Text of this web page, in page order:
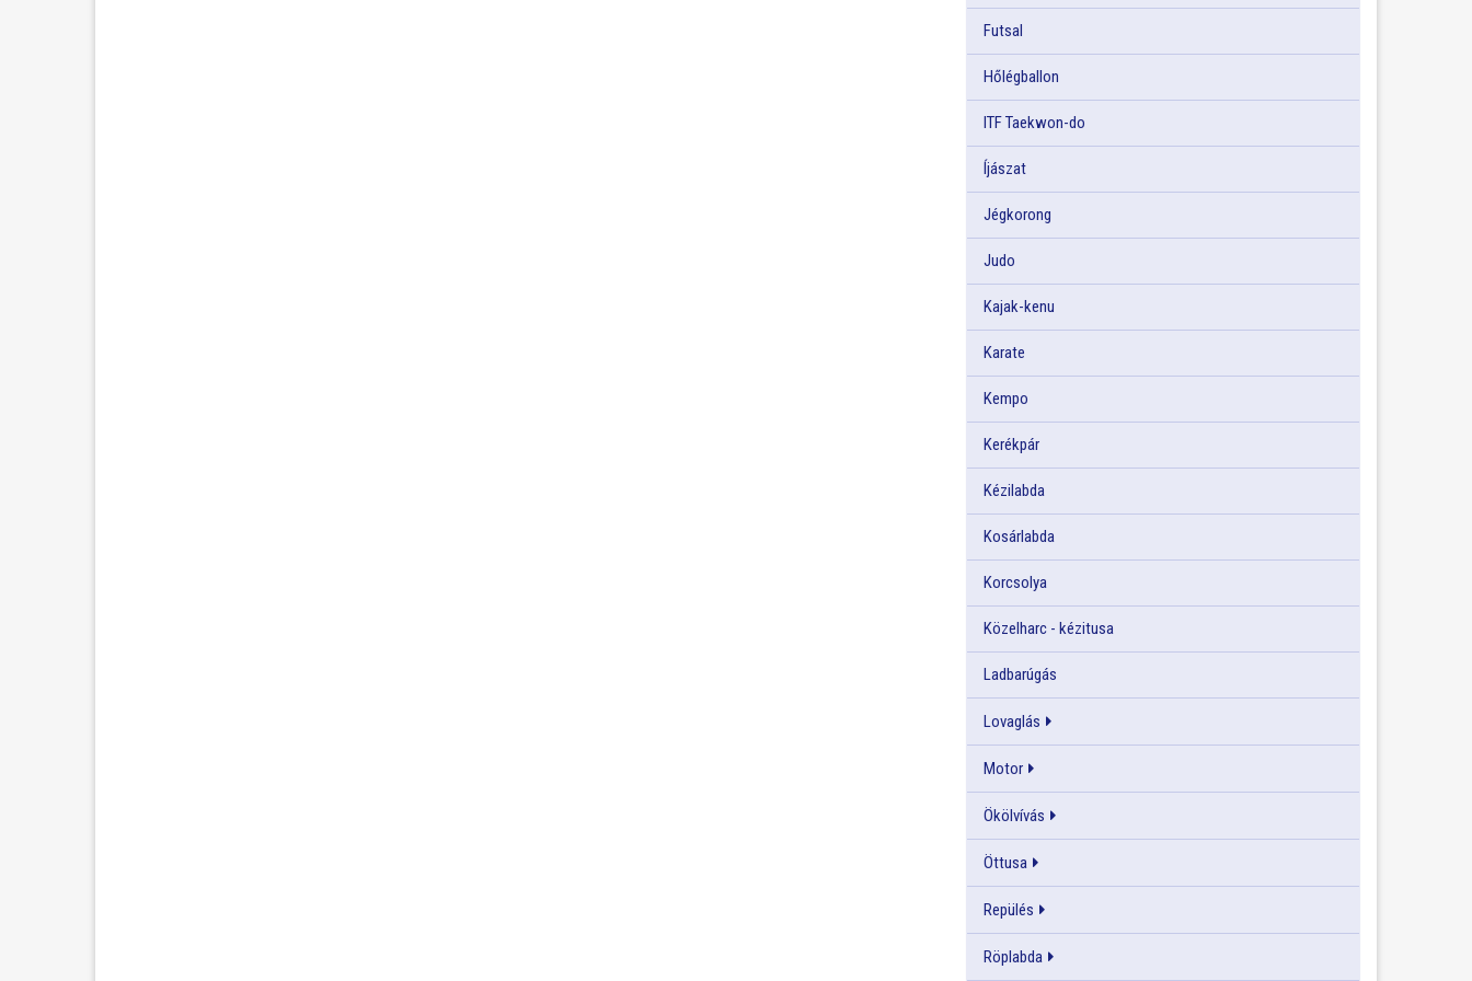
Futsal
Hőlégballon
ITF Taekwon-do
Íjászat
Jégkorong
Judo
Kajak-kenu
Karate
Kempo
Kerékpár
Kézilabda
Kosárlabda
Korcsolya
Közelharc - kézitusa
Ladbarúgás
Lovaglás
Motor
Ökölvívás
Öttusa
Repülés
Röplabda